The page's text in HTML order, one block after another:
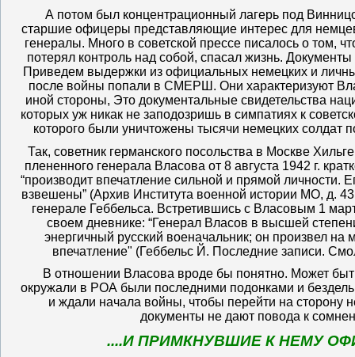
А потом был концентрационный лагерь под
старшие офицеры представляющие интерес для
генералы. Много в советской прессе писалось о том,
потерял контроль над собой, спасал жизнь.
Приведем выдержки из официальных немецких и
после войны попали в СМЕРШ. Они характеризуют
иной стороны, Это документальные свидетельства
которых уж никак не заподозришь в симпатиях к
которого были уничтожены тысячи немецких солдат
Так, советник германского посольства в Москве
плененного генерала Власова от 8 августа 1942 г.
“производит впечатление сильной и прямой личности.
взвешены” (Архив Института военной истории МО, д.
генерале Геббельса. Встретившись с Власовым 1
своем дневнике: “Генерал Власов в высшей
энергичный русский военачальник; он произвел на
впечатление" (Геббельс Й. Последние записи.
В отношении Власова вроде бы понятно. Может
окружали в РОА были последними подонками и
и ждали начала войны, чтобы перейти на сторону
документы не дают повода к
....И ПРИМКНУВШИЕ К НЕМУ